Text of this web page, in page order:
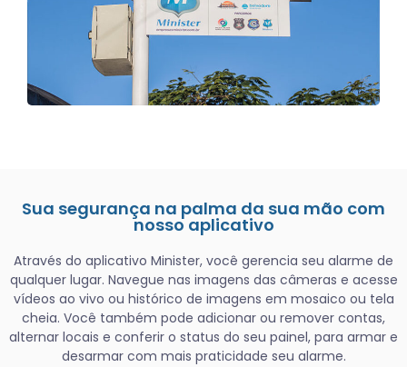
Sua segurança na palma da sua mão com
nosso aplicativo
Através do aplicativo Minister, você gerencia seu alarme de
qualquer lugar. Navegue nas imagens das câmeras e acesse
vídeos ao vivo ou histórico de imagens em mosaico ou tela
cheia. Você também pode adicionar ou remover contas,
alternar locais e conferir o status do seu painel, para armar e
desarmar com mais praticidade seu alarme.